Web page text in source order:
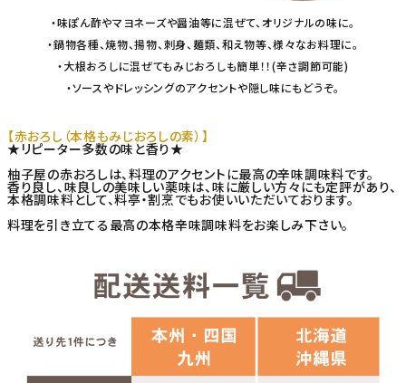
・味ぽん酢やマヨネーズや醤油等に混ぜて、オリジナルの味に。
・鍋物各種、焼物、揚物、刺身、麺類、和え物等、様々なお料理に。
・大根おろしに混ぜてもみじおろしも簡単！！(辛さ調節可能)
・ソースやドレッシングのアクセントや隠し味にもどうぞ。
【赤おろし（本格もみじおろしの素）】
★リピーター多数の味と香り★
柚子屋の赤おろしは、料理のアクセントに最高の辛味調味料です。
香り良し、味良しの美味しい薬味は、味に厳しい方々にも定評があり、
本格調味料として、料亭・割烹でもお使いいただいております。
料理を引き立てる最高の本格辛味調味料をお楽しみ下さい。